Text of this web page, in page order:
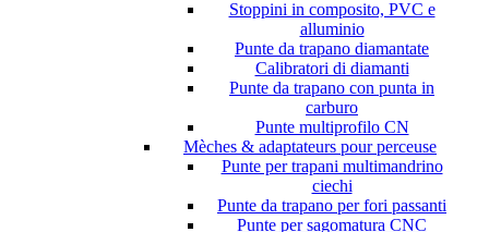
Stoppini in composito, PVC e
alluminio
Punte da trapano diamantate
Calibratori di diamanti
Punte da trapano con punta in
carburo
Punte multiprofilo CN
Mèches & adaptateurs pour perceuse
Punte per trapani multimandrino
ciechi
Punte da trapano per fori passanti
Punte per sagomatura CNC